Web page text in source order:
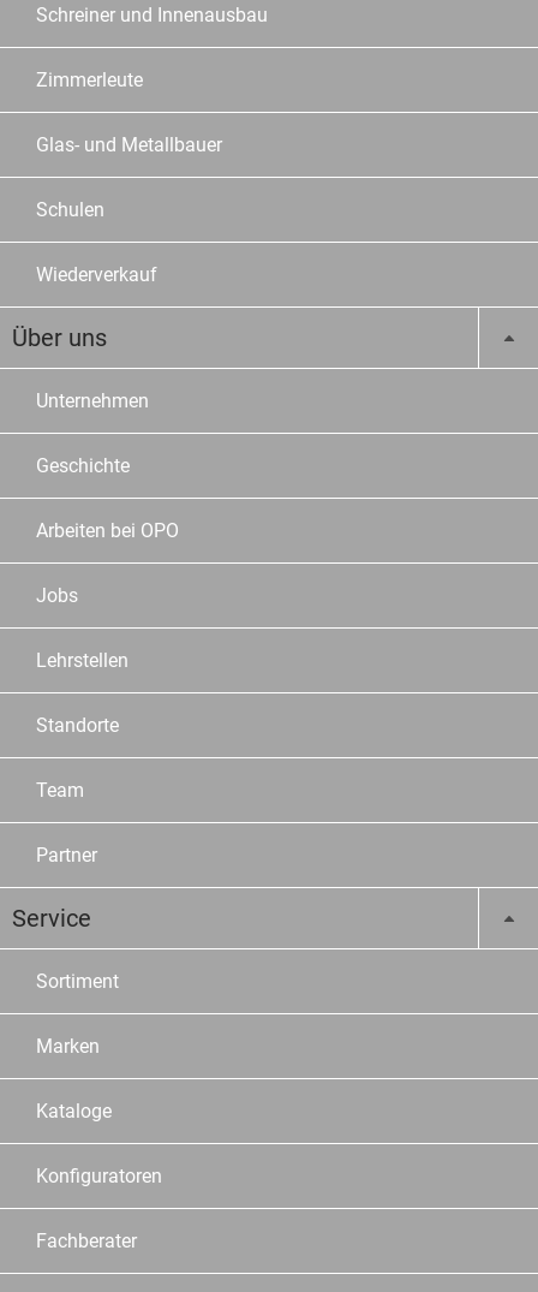
Schreiner und Innenausbau
Zimmerleute
Glas- und Metallbauer
Schulen
Wiederverkauf
Über uns
Unternehmen
Geschichte
Arbeiten bei OPO
Jobs
Lehrstellen
Standorte
Team
Partner
Service
Sortiment
Marken
Kataloge
Konfiguratoren
Fachberater